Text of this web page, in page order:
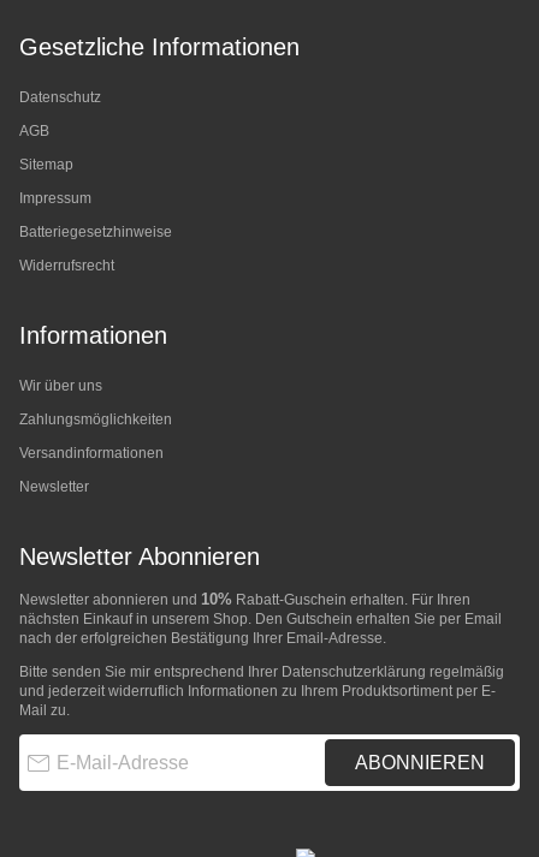
Gesetzliche Informationen
Datenschutz
AGB
Sitemap
Impressum
Batteriegesetzhinweise
Widerrufsrecht
Informationen
Wir über uns
Zahlungsmöglichkeiten
Versandinformationen
Newsletter
Newsletter Abonnieren
Newsletter abonnieren und 10% Rabatt-Guschein erhalten. Für Ihren
nächsten Einkauf in unserem Shop. Den Gutschein erhalten Sie per Email
nach der erfolgreichen Bestätigung Ihrer Email-Adresse.
Bitte senden Sie mir entsprechend Ihrer Datenschutzerklärung regelmäßig
und jederzeit widerruflich Informationen zu Ihrem Produktsortiment per E-
Mail zu.
ABONNIEREN